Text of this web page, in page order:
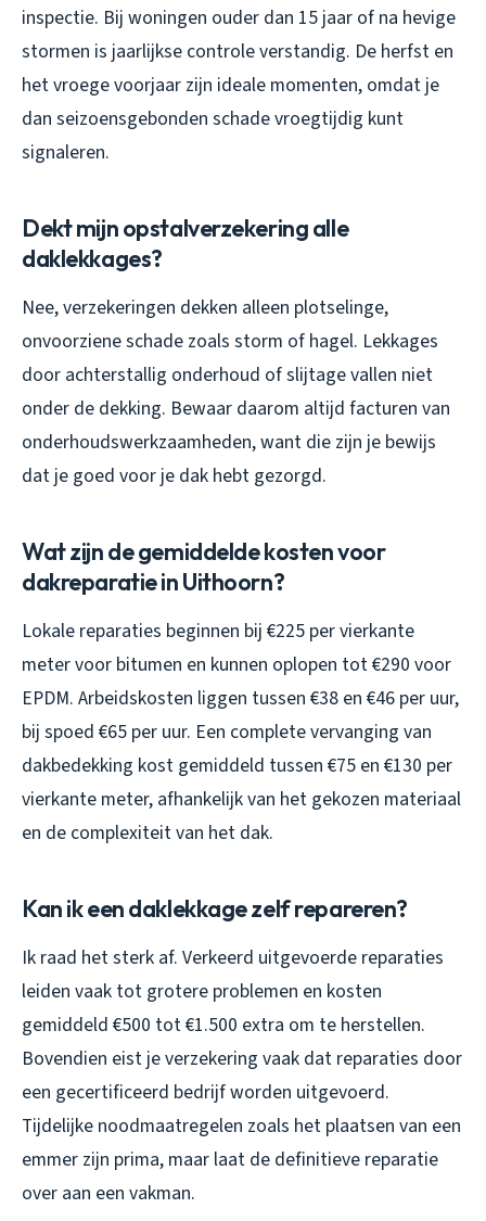
inspectie. Bij woningen ouder dan 15 jaar of na hevige
stormen is jaarlijkse controle verstandig. De herfst en
het vroege voorjaar zijn ideale momenten, omdat je
dan seizoensgebonden schade vroegtijdig kunt
signaleren.
Dekt mijn opstalverzekering alle
daklekkages?
Nee, verzekeringen dekken alleen plotselinge,
onvoorziene schade zoals storm of hagel. Lekkages
door achterstallig onderhoud of slijtage vallen niet
onder de dekking. Bewaar daarom altijd facturen van
onderhoudswerkzaamheden, want die zijn je bewijs
dat je goed voor je dak hebt gezorgd.
Wat zijn de gemiddelde kosten voor
dakreparatie in Uithoorn?
Lokale reparaties beginnen bij €225 per vierkante
meter voor bitumen en kunnen oplopen tot €290 voor
EPDM. Arbeidskosten liggen tussen €38 en €46 per uur,
bij spoed €65 per uur. Een complete vervanging van
dakbedekking kost gemiddeld tussen €75 en €130 per
vierkante meter, afhankelijk van het gekozen materiaal
en de complexiteit van het dak.
Kan ik een daklekkage zelf repareren?
Ik raad het sterk af. Verkeerd uitgevoerde reparaties
leiden vaak tot grotere problemen en kosten
gemiddeld €500 tot €1.500 extra om te herstellen.
Bovendien eist je verzekering vaak dat reparaties door
een gecertificeerd bedrijf worden uitgevoerd.
Tijdelijke noodmaatregelen zoals het plaatsen van een
emmer zijn prima, maar laat de definitieve reparatie
over aan een vakman.